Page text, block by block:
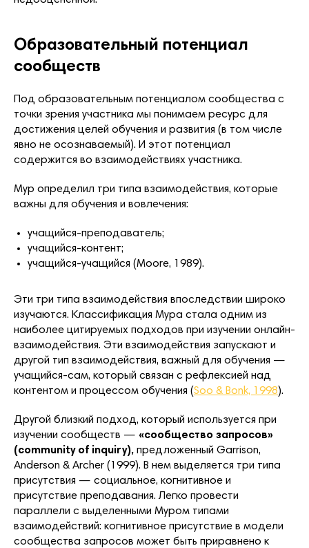
Образовательный потенциал
сообществ
Под образовательным потенциалом сообщества с
точки зрения участника мы понимаем ресурс для
достижения целей обучения и развития (в том числе
явно не осознаваемый). И этот потенциал
содержится во взаимодействиях участника.
Мур определил три типа взаимодействия, которые
важны для обучения и вовлечения:
учащийся-преподаватель;
учащийся-контент;
учащийся-учащийся (Moore, 1989).
Эти три типа взаимодействия впоследствии широко
изучаются. Классификация Мура стала одним из
наиболее цитируемых подходов при изучении онлайн-
взаимодействия. Эти взаимодействия запускают и
другой тип взаимодействия, важный для обучения —
учащийся-сам, который связан с рефлексией над
контентом и процессом обучения (Soo & Bonk, 1998).
Другой близкий подход, который используется при
изучении сообществ — «сообщество запросов»
(community of inquiry), предложенный Garrison,
Anderson & Archer (1999). В нем выделяется три типа
присутствия — социальное, когнитивное и
присутствие преподавания. Легко провести
параллели с выделенными Муром типами
взаимодействий: когнитивное присутствие в модели
сообщества запросов может быть приравнено к